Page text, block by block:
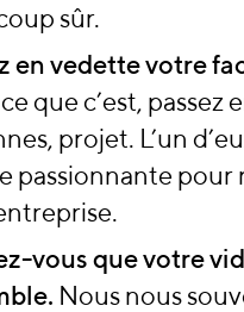
sûr.
en vedette votre
que c’est, passez
projet. L’un
passionnante pour
vous que votre
Nous nous